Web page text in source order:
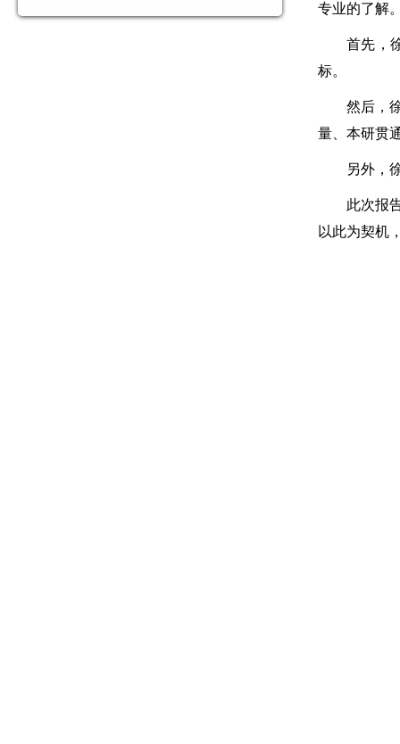
专业的了解
首先，
标。
然后，
量、本研贯
另外，
此次报
以此为契机